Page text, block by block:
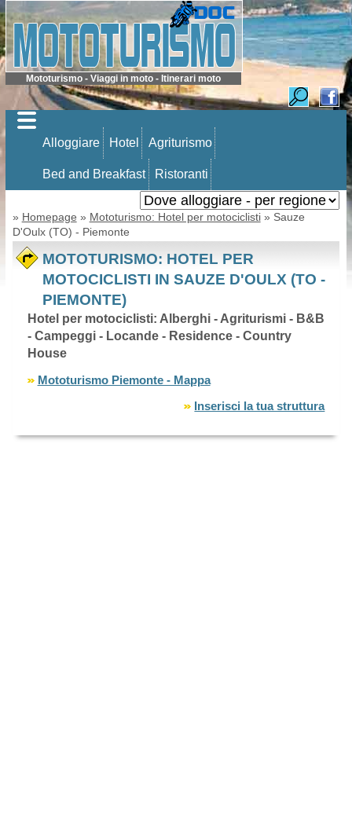
Mototurismo - Viaggi in moto - Itinerari moto
Alloggiare Hotel Agriturismo
Bed and Breakfast Ristoranti
» Homepage » Mototurismo: Hotel per motociclisti» Sauze
D'Oulx (TO) - Piemonte
MOTOTURISMO: HOTEL PER
MOTOCICLISTI IN SAUZE D'OULX (TO -
PIEMONTE)
Hotel per motociclisti: Alberghi - Agriturismi - B&B
- Campeggi - Locande - Residence - Country
House
Mototurismo Piemonte - Mappa
Inserisci la tua struttura